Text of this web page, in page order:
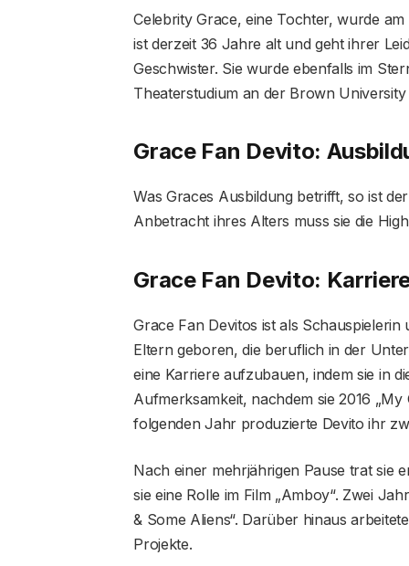
Celebrity Grace, eine Tochter, wurde
ist derzeit 36 ​​Jahre alt und geht ihrer
Geschwister. Sie wurde ebenfalls im
Theaterstudium an der Brown University
Grace Fan Devito:
Was Graces Ausbildung betrifft, so ist
Anbetracht ihres Alters muss sie die
Grace Fan Devito:
Grace Fan Devitos ist als
Eltern geboren, die beruflich in der
eine Karriere aufzubauen, indem sie in
Aufmerksamkeit, nachdem sie 2016
folgenden Jahr produzierte Devito ihr
Nach einer mehrjährigen Pause trat sie
sie eine Rolle im Film „Amboy“. Zwei
& Some Aliens“. Darüber hinaus
Projekte.